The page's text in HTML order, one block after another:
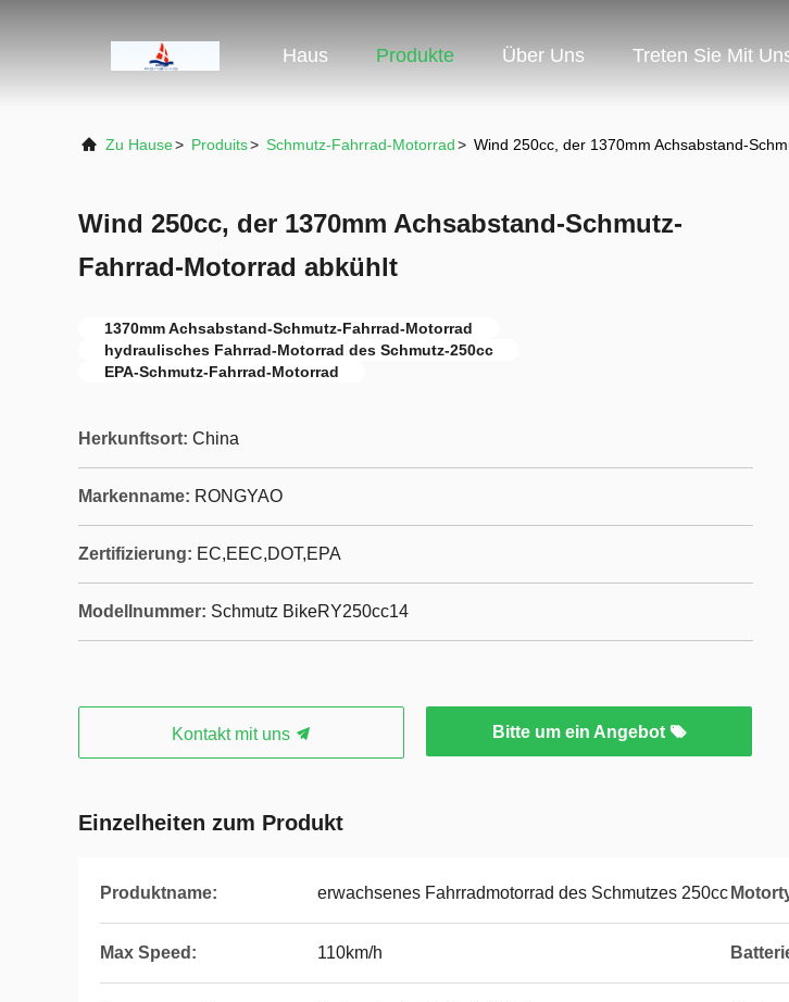
Haus Produkte Über Uns Treten Sie Mit
Zu Hause> Produits> Schmutz-Fahrrad-Motorrad> Wind 250cc, der 1370mm Achsabstand-
Wind 250cc, der 1370mm Achsabstand-Schmutz-
Fahrrad-Motorrad abkühlt
1370mm Achsabstand-Schmutz-Fahrrad-Motorrad
hydraulisches Fahrrad-Motorrad des Schmutz-250cc
EPA-Schmutz-Fahrrad-Motorrad
Herkunftsort: China
Markenname: RONGYAO
Zertifizierung: EC,EEC,DOT,EPA
Modellnummer: Schmutz BikeRY250cc14
Kontakt mit uns Bitte um ein Angebot
Einzelheiten zum Produkt
Produktname: erwachsenes Fahrradmotorrad des Schmutzes 250cc
Max Speed: 110km/h